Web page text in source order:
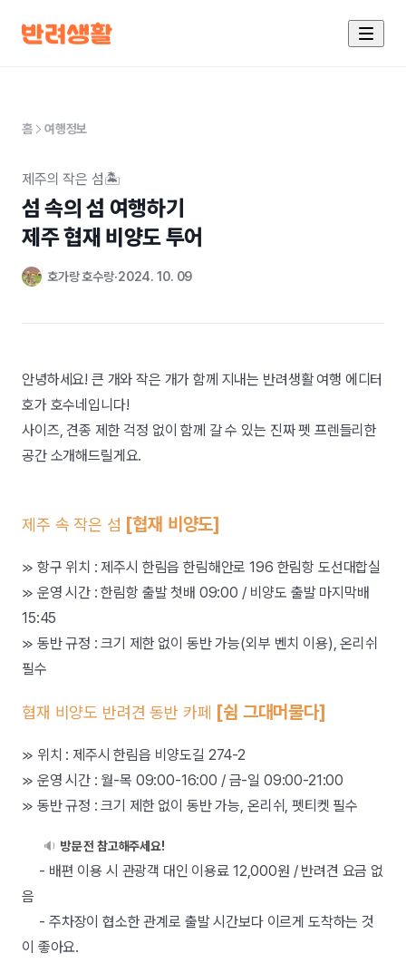
홈 여행정보
제주의 작은 섬🏝️
섬 속의 섬 여행하기
제주 협재 비양도 투어
호가랑 호수랑 2024. 10. 09
안녕하세요! 큰 개와 작은 개가 함께 지내는 반려생활 여행 에디터
호가 호수네입니다!
사이즈, 견종 제한 걱정 없이 함께 갈 수 있는 진짜 펫 프렌들리한
공간 소개해드릴게요.
제주 속 작은 섬 [협재 비양도]
≫ 항구 위치 : 제주시 한림읍 한림해안로 196 한림항 도선대합실
≫ 운영 시간 : 한림항 출발 첫배 09:00 / 비양도 출발 마지막배
15:45
≫ 동반 규정 : 크기 제한 없이 동반 가능(외부 벤치 이용), 온리쉬
필수
협재 비양도 반려견 동반 카페 [쉼 그대머물다]
≫ 위치 : 제주시 한림읍 비양도길 274-2
≫ 운영 시간 : 월-목 09:00-16:00 / 금-일 09:00-21:00
≫ 동반 규정 : 크기 제한 없이 동반 가능, 온리쉬, 펫티켓 필수
🔉 방문 전 참고해주세요!
- 배편 이용 시 관광객 대인 이용료 12,000원 / 반려견 요금 없
음
- 주차장이 협소한 관계로 출발 시간보다 이르게 도착하는 것
이 좋아요.